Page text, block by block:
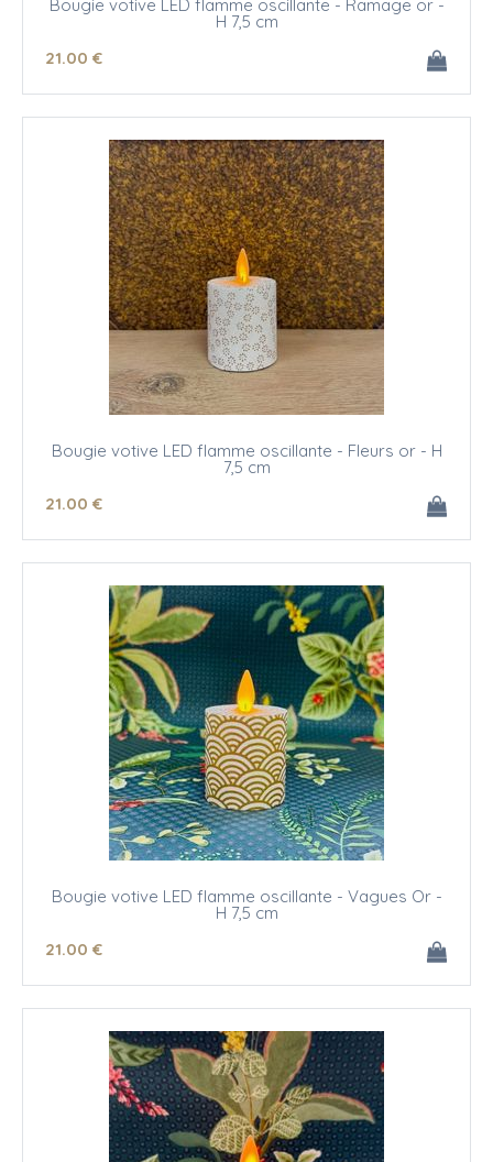
Bougie votive LED flamme oscillante - Ramage or -
H 7,5 cm
21.00 €
Bougie votive LED flamme oscillante - Fleurs or - H
7,5 cm
21.00 €
Bougie votive LED flamme oscillante - Vagues Or -
H 7,5 cm
21.00 €